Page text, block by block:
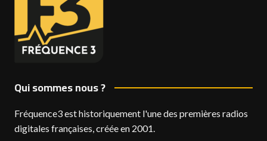
Qui sommes nous ?
Fréquence3 est historiquement l'une des premières radios
digitales françaises, créée en 2001.